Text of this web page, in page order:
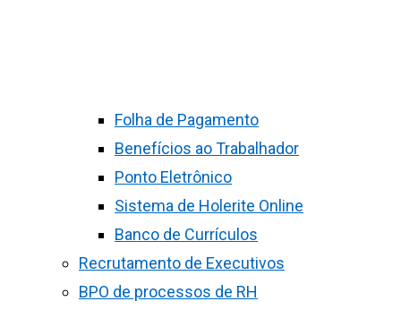
Folha de Pagamento
Benefícios ao Trabalhador
Ponto Eletrônico
Sistema de Holerite Online
Banco de Currículos
Recrutamento de Executivos
BPO de processos de RH